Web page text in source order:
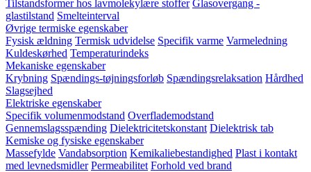
Tilstandsformer hos lavmolekylære stoffer Glasovergang -
glastilstand Smelteinterval
Øvrige termiske egenskaber
Fysisk ældning Termisk udvidelse Specifik varme Varmeledning
Kuldeskørhed Temperaturindeks
Mekaniske egenskaber
Krybning Spændings-tøjningsforløb Spændingsrelaksation Hårdhed
Slagsejhed
Elektriske egenskaber
Specifik volumenmodstand Overflademodstand
Gennemslagsspænding Dielektricitetskonstant Dielektrisk tab
Kemiske og fysiske egenskaber
Massefylde Vandabsorption Kemikaliebestandighed Plast i kontakt
med levnedsmidler Permeabilitet Forhold ved brand